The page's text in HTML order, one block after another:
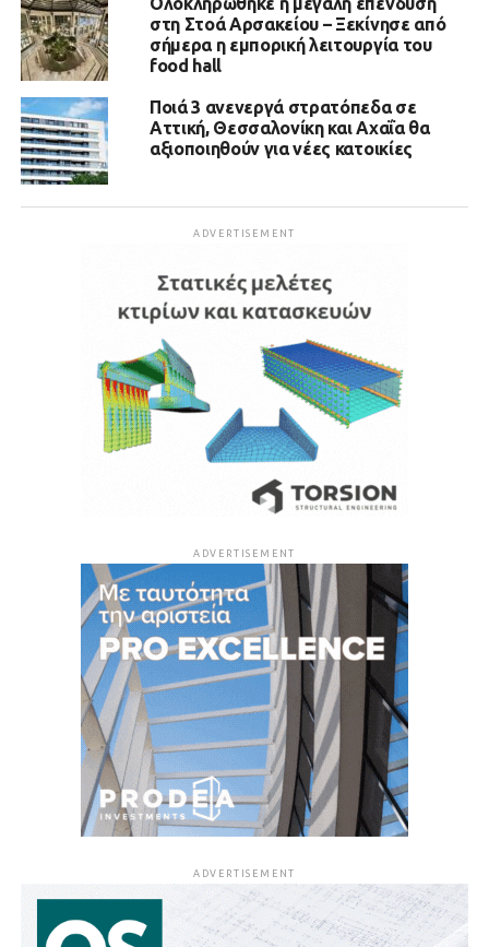
στη Στοά Αρσακείου – Ξεκίνησε από
σήμερα η εμπορική λειτουργία του
food hall
Ποιά 3 ανενεργά στρατόπεδα σε
Αττική, Θεσσαλονίκη και Αχαΐα θα
αξιοποιηθούν για νέες κατοικίες
ADVERTISEMENT
ADVERTISEMENT
ADVERTISEMENT